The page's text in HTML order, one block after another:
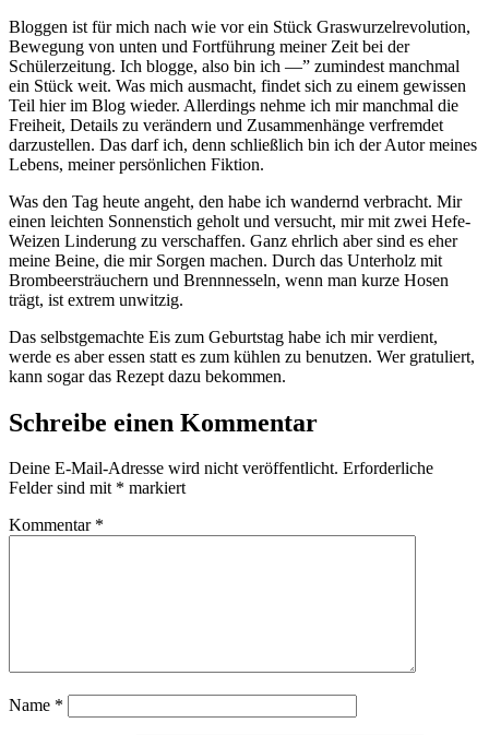
Bloggen ist für mich nach wie vor ein Stück Graswurzelrevolution,
Bewegung von unten und Fortführung meiner Zeit bei der
Schülerzeitung. Ich blogge, also bin ich —” zumindest manchmal
ein Stück weit. Was mich ausmacht, findet sich zu einem gewissen
Teil hier im Blog wieder. Allerdings nehme ich mir manchmal die
Freiheit, Details zu verändern und Zusammenhänge verfremdet
darzustellen. Das darf ich, denn schließlich bin ich der Autor meines
Lebens, meiner persönlichen Fiktion.
Was den Tag heute angeht, den habe ich wandernd verbracht. Mir
einen leichten Sonnenstich geholt und versucht, mir mit zwei Hefe-
Weizen Linderung zu verschaffen. Ganz ehrlich aber sind es eher
meine Beine, die mir Sorgen machen. Durch das Unterholz mit
Brombeersträuchern und Brennnesseln, wenn man kurze Hosen
trägt, ist extrem unwitzig.
Das selbstgemachte Eis zum Geburtstag habe ich mir verdient,
werde es aber essen statt es zum kühlen zu benutzen. Wer gratuliert,
kann sogar das Rezept dazu bekommen.
Schreibe einen Kommentar
Deine E-Mail-Adresse wird nicht veröffentlicht. Erforderliche
Felder sind mit * markiert
Kommentar *
Name *